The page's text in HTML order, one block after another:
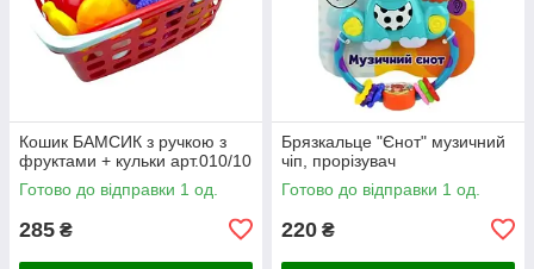
Кошик БАМСИК з ручкою з
фруктами + кульки арт.010/10
Готово до відправки 1 од.
285 ₴
Брязкальце "Єнот" музичний
чіп, прорізувач
Готово до відправки 1 од.
220 ₴